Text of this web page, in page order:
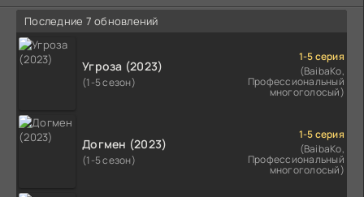
Последние 7 обновлений
Угроза (2023)
(1-5 сезон)
1-5 серия
(BaibaKo,
Профессиональный
многоголосый)
Догмен (2023)
(1-5 сезон)
1-5 серия
(BaibaKo,
Профессиональный
многоголосый)